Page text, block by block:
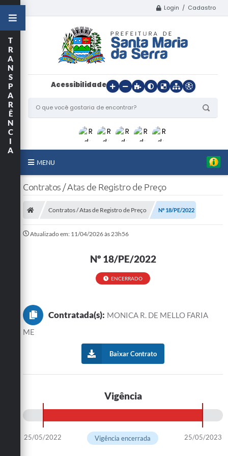
Login / Cadastro
Acessibilidade
MENU
Início
Legislação
Editais
T
R
A
N
S
P
A
R
Ê
N
C
I
A
Contratos / Atas de Registro de Preço
Contratos / Atas de Registro de Preço Nº 18/PE/2022
Atualizado em: 11/04/2026 às 23h56
Nº 18/PE/2022
ENCERRADO
Contratada(s): MONICA R. DE MELLO FARIA
ME
Baixar Contrato
Vigência
25/05/2022 25/05/2023
Vigência encerrada